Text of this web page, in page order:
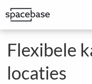
Flexibele
locaties